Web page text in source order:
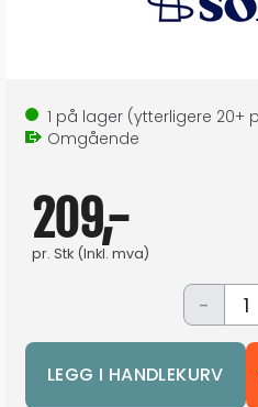
1 på lager (ytterligere 20+
Omgående
209,-
pr. Stk (Inkl. mva)
-